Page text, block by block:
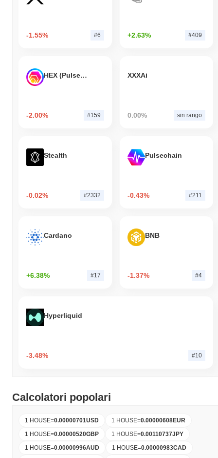
-1.55% #6 +2.63% #409
HEX (Pulsechain)
-2.00% #159
XXXAi
0.00% sin rango
Stealth
-0.02% #2332
Pulsechain
-0.43% #211
Cardano
+6.38% #17
BNB
-1.37% #4
Hyperliquid
-3.48% #10
Calcolatori popolari
1 HOUSE=0.00000701USD 1 HOUSE=0.00000608EUR
1 HOUSE=0.00000520GBP 1 HOUSE=0.00110737JPY
1 HOUSE=0.00000996AUD 1 HOUSE=0.00000983CAD